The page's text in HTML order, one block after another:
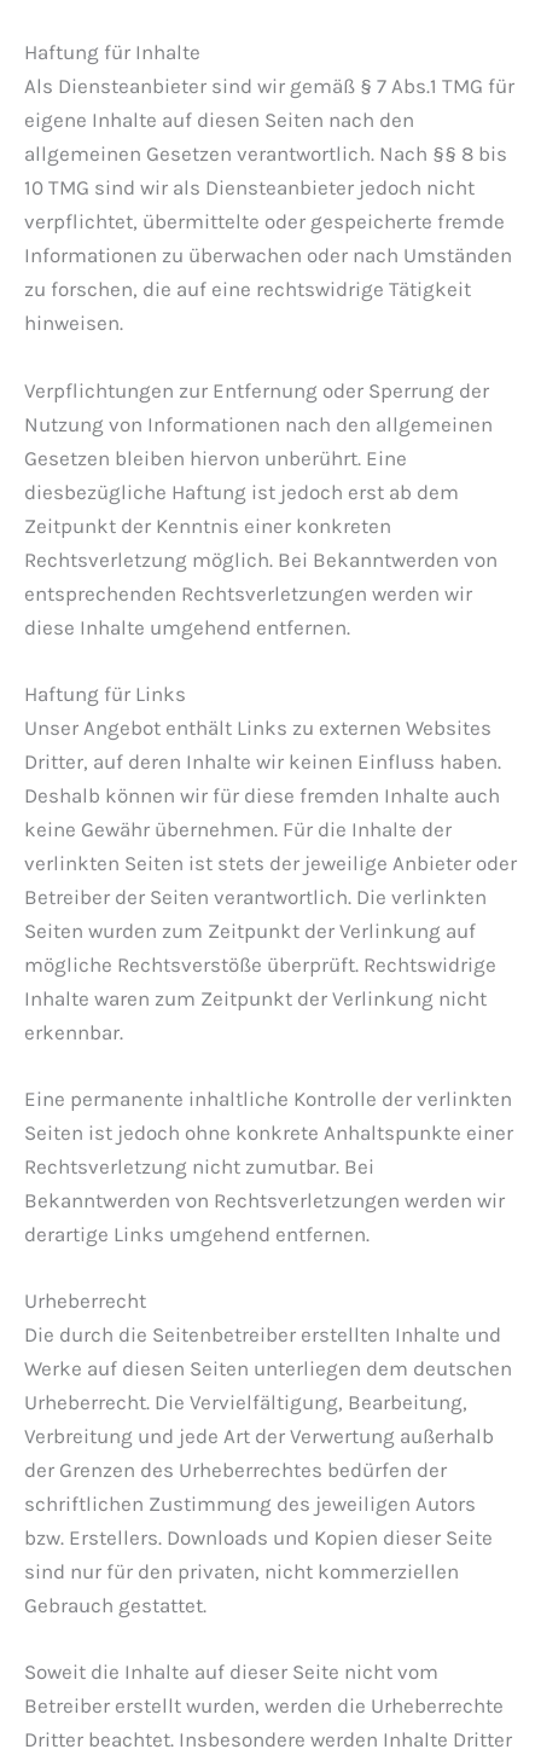
Haftung für Inhalte
Als Diensteanbieter sind wir gemäß § 7 Abs.1 TMG für
eigene Inhalte auf diesen Seiten nach den
allgemeinen Gesetzen verantwortlich. Nach §§ 8 bis
10 TMG sind wir als Diensteanbieter jedoch nicht
verpflichtet, übermittelte oder gespeicherte fremde
Informationen zu überwachen oder nach Umständen
zu forschen, die auf eine rechtswidrige Tätigkeit
hinweisen.
Verpflichtungen zur Entfernung oder Sperrung der
Nutzung von Informationen nach den allgemeinen
Gesetzen bleiben hiervon unberührt. Eine
diesbezügliche Haftung ist jedoch erst ab dem
Zeitpunkt der Kenntnis einer konkreten
Rechtsverletzung möglich. Bei Bekanntwerden von
entsprechenden Rechtsverletzungen werden wir
diese Inhalte umgehend entfernen.
Haftung für Links
Unser Angebot enthält Links zu externen Websites
Dritter, auf deren Inhalte wir keinen Einfluss haben.
Deshalb können wir für diese fremden Inhalte auch
keine Gewähr übernehmen. Für die Inhalte der
verlinkten Seiten ist stets der jeweilige Anbieter oder
Betreiber der Seiten verantwortlich. Die verlinkten
Seiten wurden zum Zeitpunkt der Verlinkung auf
mögliche Rechtsverstöße überprüft. Rechtswidrige
Inhalte waren zum Zeitpunkt der Verlinkung nicht
erkennbar.
Eine permanente inhaltliche Kontrolle der verlinkten
Seiten ist jedoch ohne konkrete Anhaltspunkte einer
Rechtsverletzung nicht zumutbar. Bei
Bekanntwerden von Rechtsverletzungen werden wir
derartige Links umgehend entfernen.
Urheberrecht
Die durch die Seitenbetreiber erstellten Inhalte und
Werke auf diesen Seiten unterliegen dem deutschen
Urheberrecht. Die Vervielfältigung, Bearbeitung,
Verbreitung und jede Art der Verwertung außerhalb
der Grenzen des Urheberrechtes bedürfen der
schriftlichen Zustimmung des jeweiligen Autors
bzw. Erstellers. Downloads und Kopien dieser Seite
sind nur für den privaten, nicht kommerziellen
Gebrauch gestattet.
Soweit die Inhalte auf dieser Seite nicht vom
Betreiber erstellt wurden, werden die Urheberrechte
Dritter beachtet. Insbesondere werden Inhalte Dritter